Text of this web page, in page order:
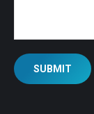
SUBMIT